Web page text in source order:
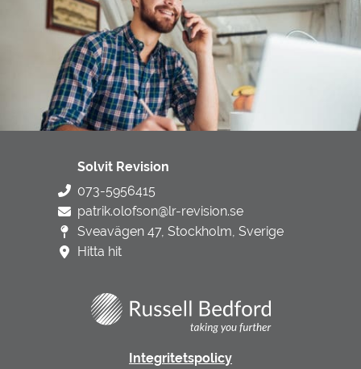
Solvit Revision
073-5956415
patrik.olofson@lr-revision.se
Sveavägen 47, Stockholm, Sverige
Hitta hit
Integritetspolicy